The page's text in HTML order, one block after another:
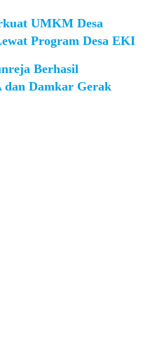
UMKM Desa
Program Desa EKI
Berhasil
Damkar Gerak